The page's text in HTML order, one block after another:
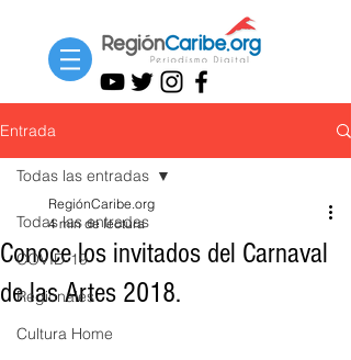
Entrada
Todas las entradas
COVID-19
Regionales
Cultura Home
Todas las entradas
Conoce los invitados del Carnaval
de las Artes 2018.
RegiónCaribe.org
4 min de lectura